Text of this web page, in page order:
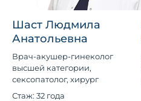
Шаст Людмила
Анатольевна
Врач-акушер-гинеколог
высшей категории,
сексопатолог, хирург
Стаж: 32 года